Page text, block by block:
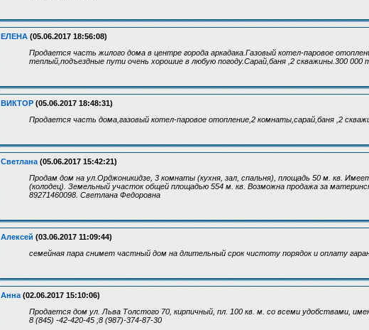
ЕЛЕНА (05.06.2017 18:56:08)
Продается часть жилого дома в центре города аркадака.Газовый котел-паровое
теплый,подъездные пути очень хорошие в любую погоду.Сарай,баня ,2 скважины.300 000
ВИКТОР (05.06.2017 18:48:31)
Продается часть дома,газовый котел-паровое отопление,2 комнаты,сарай,баня ,2
Светлана (05.06.2017 15:42:21)
Продам дом на ул.Орджоникидзе, 3 комнаты (кухня, зал, спальня), площадь 50 м. кв.
(колодец). Земельный участок общей площадью 554 м. кв. Возможна продажа за
89271460098. Светлана Федоровна
Алексей (03.06.2017 11:09:44)
семейная пара снимет частный дом на длительный срок чистоту порядок и оплату
Анна (02.06.2017 15:10:06)
Продается дом ул. Льва Толстого 70, кирпичный, пл. 100 кв. м. со всеми удобствами,
8 (845) -42-420-45 ;8 (987)-374-87-30